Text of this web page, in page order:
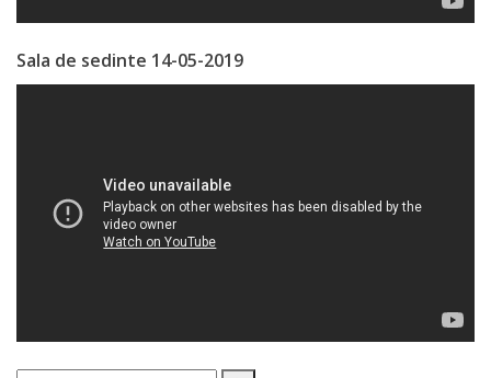
Economist
Primar
Specialist
Relații
Operator
Sala de sedinte 14-05-2019